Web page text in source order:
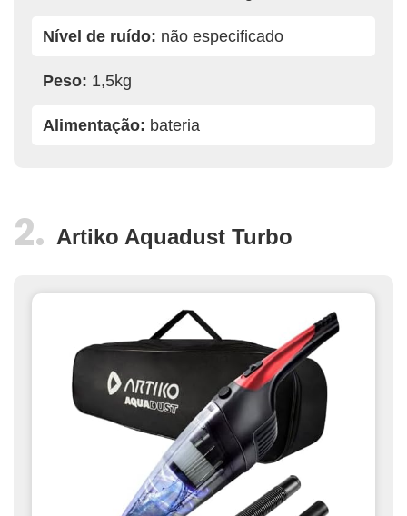
Nível de ruído: não especificado
Peso: 1,5kg
Alimentação: bateria
Artiko Aquadust Turbo